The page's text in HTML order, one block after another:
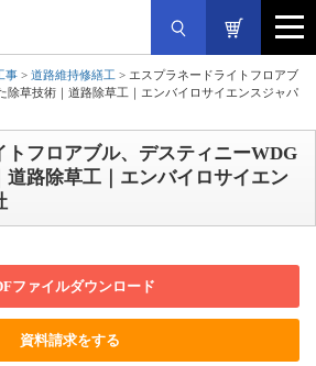
事 > 道路維持修繕工 > エスプラネードライトフロアブ
除草技術｜道路除草工｜エンバイロサイエンスジャパ
トフロアブル、デスティニーWDG
道路除草工｜エンバイロサイエン
ファイルダウンロード
資料請求をする